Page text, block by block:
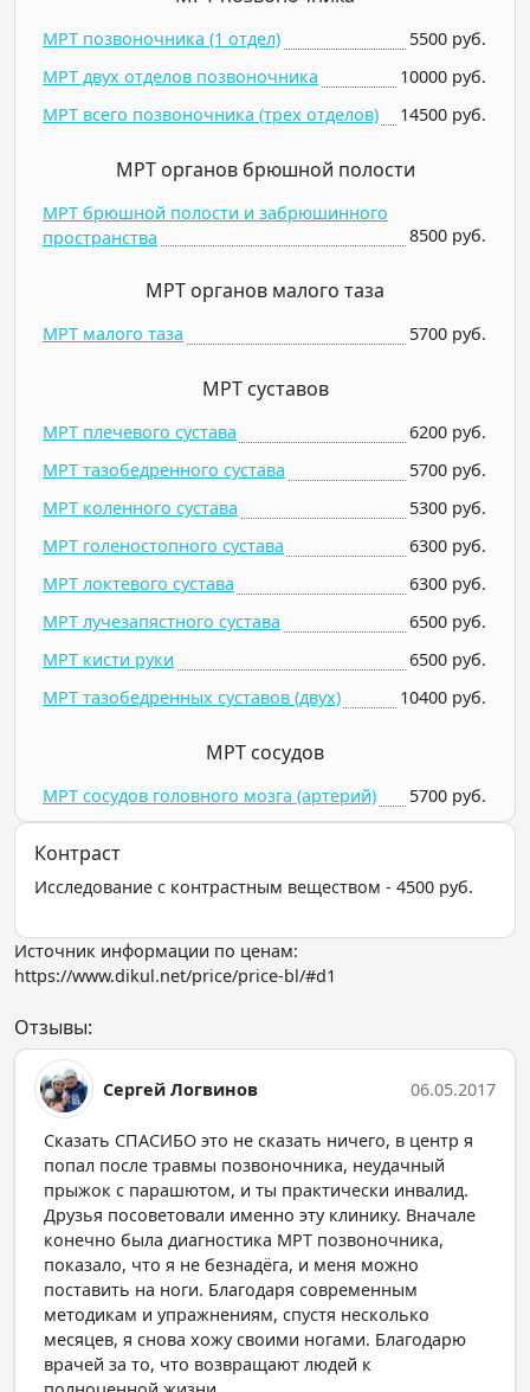
МРТ позвоночника (1 отдел)
5500 руб.
МРТ двух отделов позвоночника
10000 руб.
МРТ всего позвоночника (трех отделов)
14500 руб.
МРТ органов брюшной полости
МРТ брюшной полости и забрюшинного
пространства
8500 руб.
МРТ органов малого таза
МРТ малого таза 5700 руб.
МРТ суставов
МРТ плечевого сустава
6200 руб.
МРТ тазобедренного сустава
5700 руб.
МРТ коленного сустава
5300 руб.
МРТ голеностопного сустава
6300 руб.
МРТ локтевого сустава
6300 руб.
МРТ лучезапястного сустава
6500 руб.
МРТ кисти руки
6500 руб.
МРТ тазобедренных суставов (двух)
10400 руб.
МРТ сосудов
МРТ сосудов головного мозга (артерий) 5700 руб.
Контраст
Исследование с контрастным веществом - 4500 руб.
Источник информации по ценам:
https://www.dikul.net/price/price-bl/#d1
Отзывы:
Сергей Логвинов 06.05.2017
Сказать СПАСИБО это не сказать ничего, в центр я
попал после травмы позвоночника, неудачный
прыжок с парашютом, и ты практически инвалид.
Друзья посоветовали именно эту клинику. Вначале
конечно была диагностика МРТ позвоночника,
показало, что я не безнадёга, и меня можно
поставить на ноги. Благодаря современным
методикам и упражнениям, спустя несколько
месяцев, я снова хожу своими ногами. Благодарю
врачей за то, что возвращают людей к